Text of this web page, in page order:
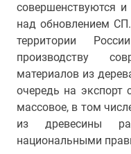
совершенствуются
над обновлением
территории
производству
материалов из
очередь на экспорт
массовое, в том
из древесины
национальными